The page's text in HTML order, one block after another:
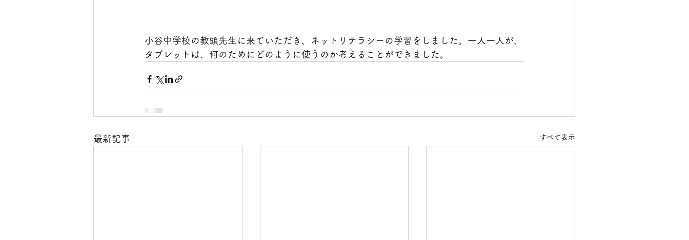
小谷中学校の教頭先生に来ていただき、ネットリテラシーの学習をしました。一人一人が、
タブレットは、何のためにどのように使うのか考えることができました。
最新記事 すべて表示